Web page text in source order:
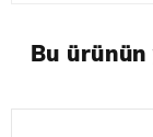
Bu